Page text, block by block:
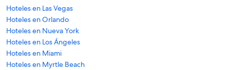
Hoteles en Las Vegas
Hoteles en Orlando
Hoteles en Nueva York
Hoteles en Los Ángeles
Hoteles en Miami
Hoteles en Myrtle Beach